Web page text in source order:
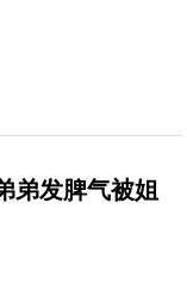
弟发脾气被姐